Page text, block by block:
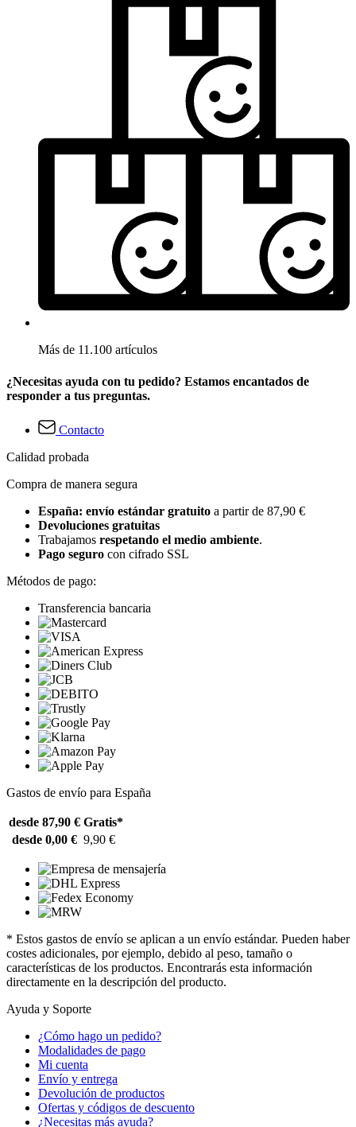
Más de 11.100 artículos
¿Necesitas ayuda con tu pedido? Estamos encantados de
responder a tus preguntas.
Contacto
Calidad probada
Compra de manera segura
España: envío estándar gratuito a partir de 87,90 €
Devoluciones gratuitas
Trabajamos respetando el medio ambiente.
Pago seguro con cifrado SSL
Métodos de pago:
Transferencia bancaria
Gastos de envío para España
desde 87,90 € Gratis*
desde 0,00 € 9,90 €
* Estos gastos de envío se aplican a un envío estándar. Pueden haber
costes adicionales, por ejemplo, debido al peso, tamaño o
características de los productos. Encontrarás esta información
directamente en la descripción del producto.
Ayuda y Soporte
¿Cómo hago un pedido?
Modalidades de pago
Mi cuenta
Envío y entrega
Devolución de productos
Ofertas y códigos de descuento
¿Necesitas más ayuda?